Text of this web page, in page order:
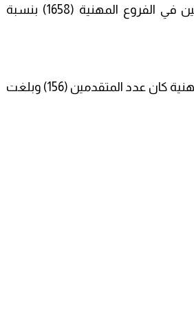
كما بلغ عدد المتقدمين في الفروع المهنية (1658) بنسبة
وفي مسار الكفاءة المهنية كان عدد المتقدمين (156) وبلغت